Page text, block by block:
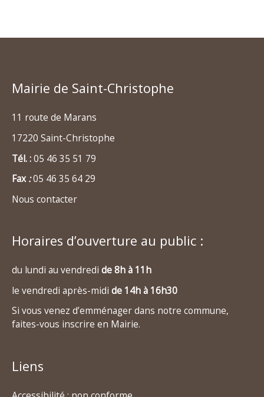
Mairie de Saint-Christophe
11 route de Marans
17220 Saint-Christophe
Tél. :05 46 35 51 79
Fax:05 46 35 64 29
Nous contacter
Horaires d’ouverture au public :
du lundi au vendredi de 8h à 11h
le vendredi après-midi de 14h à 16h30
Si vous venez d’emménager dans notre commune,
faites-vous inscrire en Mairie.
Liens